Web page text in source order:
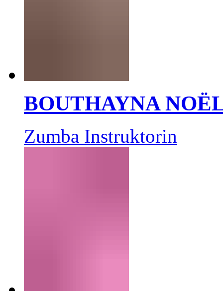
BOUTHAYNA
Zumba Instruktorin